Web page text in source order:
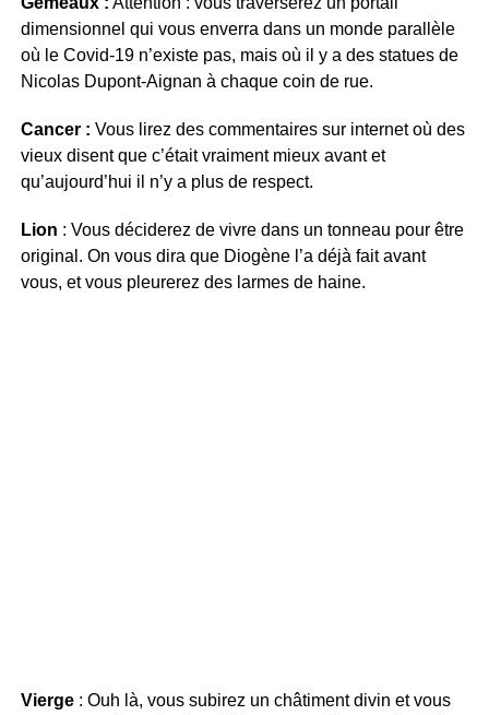
dimensionnel qui vous enverra dans un monde parallèle
où le Covid-19 n’existe pas, mais où il y a des statues de
Nicolas Dupont-Aignan à chaque coin de rue.
Cancer : Vous lirez des commentaires sur internet où des
vieux disent que c’était vraiment mieux avant et
qu’aujourd’hui il n’y a plus de respect.
Lion : Vous déciderez de vivre dans un tonneau pour être
original. On vous dira que Diogène l’a déjà fait avant
vous, et vous pleurerez des larmes de haine.
Vierge : Ouh là, vous subirez un châtiment divin et vous